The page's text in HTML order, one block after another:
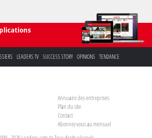
LEADERS TV SUCCESS STORY OPINIONS TENDANCE
Annuaire des entreprises
Plan du site
Contact
Abonnez-vous au mensuel